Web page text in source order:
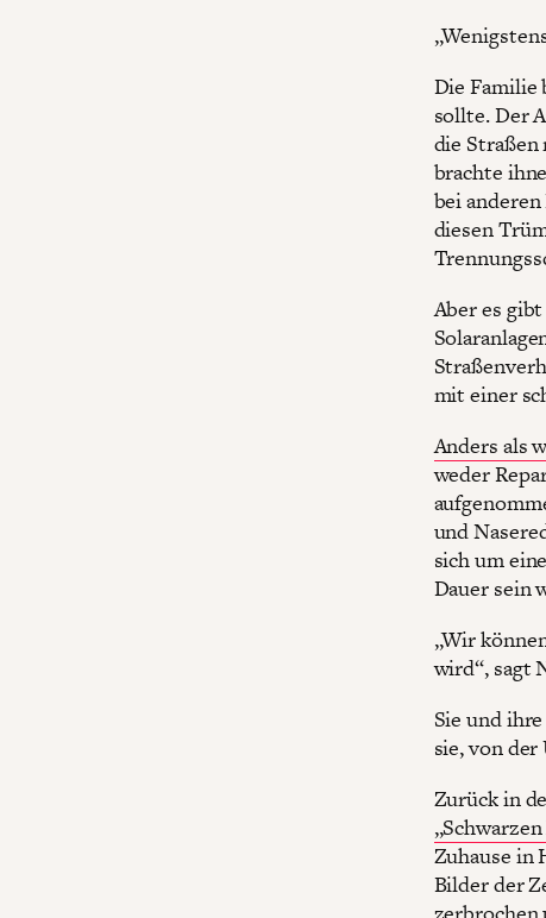
Die Familie
sollte. Der
die Straßen
brachte
bei
diesen
Aber es
mit einer
Anders als
weder
und
sich um
Dauer sein
„Wir
wird“, sagt
Sie und
sie, von
Zurück in
Zuhause in
Bilder der
zerbrochen